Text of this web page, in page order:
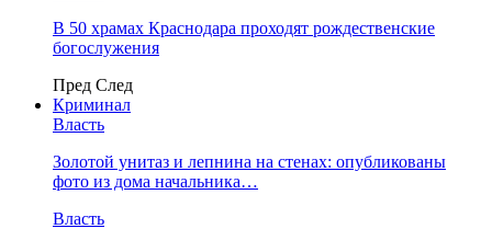
В 50 храмах Краснодара проходят рождественские
богослужения
Пред След
Криминал
Власть
​Золотой унитаз и лепнина на стенах: опубликованы
фото из дома начальника…
Власть